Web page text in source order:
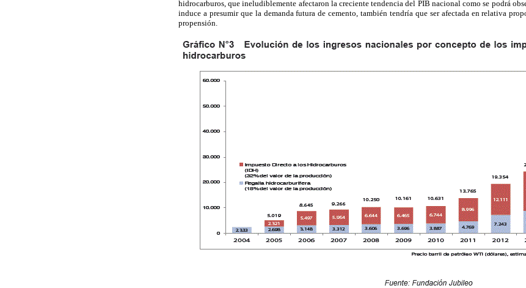
hidrocarburos, que ineludiblemente afectaron la creciente tendencia del PIB nacional como se podrá
induce a presumir que la demanda futura de cemento, también tendría que ser afectada en relativa
propensión.